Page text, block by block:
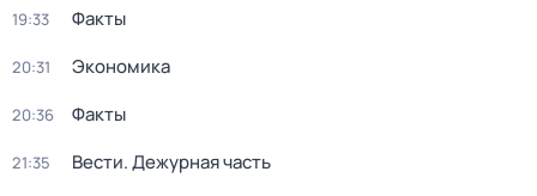
19:33 Факты
20:31 Экономика
20:36 Факты
21:35 Вести. Дежурная часть